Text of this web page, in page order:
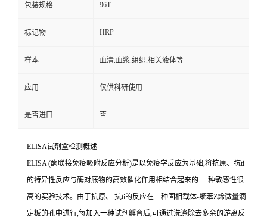
包装规格 96T
标记物 HRP
样本 血清.血浆.组织.相关液体等
应用 仅供科研使用
是否进口 否
ELISA试剂盒检测概述
ELISA (酶联接免疫吸附反应分析)是以免疫学反应为基础,将抗原、 抗ti
的特异性反应与酶对底物的高效催化作用相结合起来的一-种敏感性很
高的实验技术。由于抗原、 抗ti的反应在一种固相载体-聚苯Z烯微量滴
定板的孔中进行,每加入一种试剂孵育后,可通过洗涤除去多余的游离反